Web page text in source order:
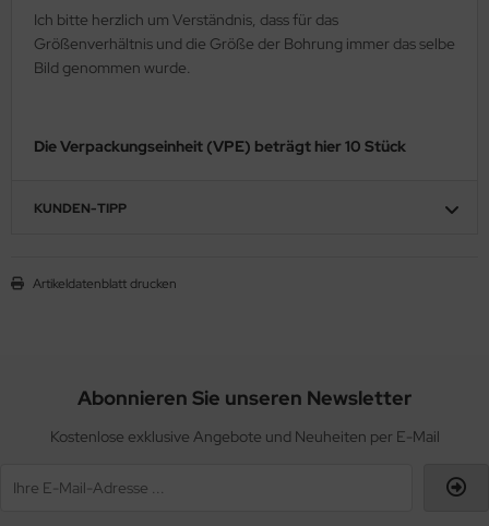
Ich bitte herzlich um Verständnis, dass für das
Größenverhältnis und die Größe der Bohrung immer das selbe
Bild genommen wurde.
Die Verpackungseinheit (VPE) beträgt hier 10 Stück
KUNDEN-TIPP
Artikeldatenblatt drucken
Abonnieren Sie unseren Newsletter
Kostenlose exklusive Angebote und Neuheiten per E-Mail